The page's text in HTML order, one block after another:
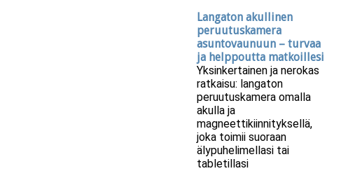
Langaton akullinen
peruutuskamera
asuntovaunuun – turvaa
ja helppoutta matkoillesi
Yksinkertainen ja nerokas
ratkaisu: langaton
peruutuskamera omalla
akulla ja
magneettikiinnityksellä,
joka toimii suoraan
älypuhelimellasi tai
tabletillasi